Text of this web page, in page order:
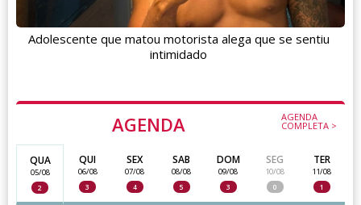
AGENDA AGENDA
COMPLETA >
QUA
05/08
2
QUI
06/08
3
SEX
07/08
4
SAB
08/08
5
DOM
09/08
3
SEG
10/08
0
TER
11/08
1
Adolescente que matou motorista alega que se sentiu
intimidado